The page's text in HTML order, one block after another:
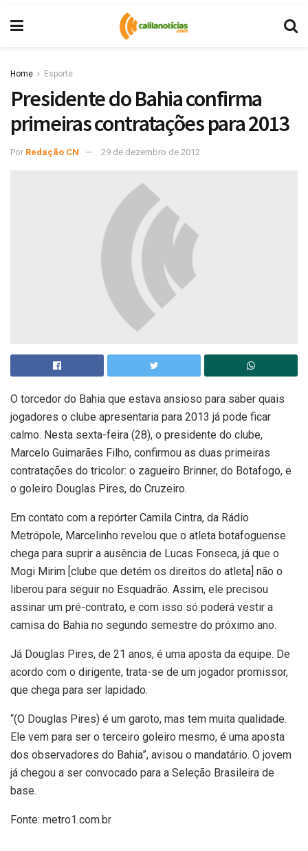
Home Esporte
Presidente do Bahia confirma
primeiras contratações para 2013
Por Redação CN 29 de dezembro de 2012
O torcedor do Bahia que estava ansioso para saber quais
jogadores o clube apresentaria para 2013 já pode ficar
calmo. Nesta sexta-feira (28), o presidente do clube,
Marcelo Guimarães Filho, confirmou as duas primeiras
contratações do tricolor: o zagueiro Brinner, do Botafogo, e
o goleiro Douglas Pires, do Cruzeiro.
Em contato com a repórter Camila Cintra, da Rádio
Metrópole, Marcelinho revelou que o atleta botafoguense
chega para suprir a ausência de Lucas Fonseca, já que o
Mogi Mirim [clube que detém os direitos do atleta] não o
liberou para seguir no Esquadrão. Assim, ele precisou
assinar um pré-contrato, e com isso só poderá vestir a
camisa do Bahia no segundo semestre do próximo ano.
Já Douglas Pires, de 21 anos, é uma aposta da equipe. De
acordo com o dirigente, trata-se de um jogador promissor,
que chega para ser lapidado.
“(O Douglas Pires) é um garoto, mas tem muita qualidade.
Ele vem para ser o terceiro goleiro mesmo, é uma aposta
dos observadores do Bahia”, avisou o mandatário. O jovem
já chegou a ser convocado para a Seleção Brasileira de
base.
Fonte: metro1.com.br